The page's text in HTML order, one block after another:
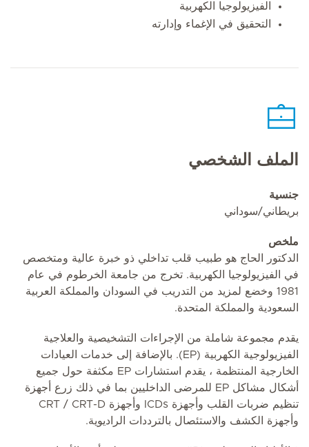
الفيزيولوجيا الكهربية
التحقيق في الإغماء وإدارته
الملف الشخصي
جنسية
بريطاني/سوداني
ملخص
الدكتور الحاج هو طبيب قلب تداخلي ذو خبرة عالية ومتخصص
في الفيزيولوجيا الكهربية. تخرج من جامعة الخرطوم في عام
1981 وخضع لمزيد من التدريب في السودان والمملكة العربية
السعودية والمملكة المتحدة.
يقدم مجموعة شاملة من الإجراءات التشخيصية والعلاجية
الفيزيولوجية الكهربية (EP). بالإضافة إلى خدمات العيادات
الخارجية المنتظمة ، يقدم استشارات EP مكثفة حول جميع
أشكال مشاكل EP للمرضى الداخليين بما في ذلك زرع أجهزة
تنظيم ضربات القلب وأجهزة ICDs وأجهزة CRT / CRT-D
وأجهزة الكشف والاستئصال بالترددات الراديوية.